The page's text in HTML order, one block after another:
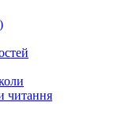
читання